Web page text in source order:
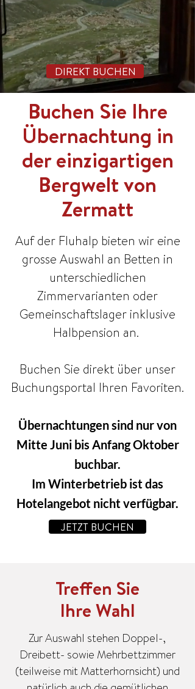
DIREKT BUCHEN
Buchen Sie Ihre
Übernachtung in
der einzigartigen
Bergwelt von
Zermatt
Auf der Fluhalp bieten wir eine
grosse Auswahl an Betten in
unterschiedlichen
Zimmervarianten oder
Gemeinschaftslager inklusive
Halbpension an.
Buchen Sie direkt über unser
Buchungsportal Ihren Favoriten.
Übernachtungen sind nur von
Mitte Juni bis Anfang Oktober
buchbar.
Im Winterbetrieb ist das
Hotelangebot nicht verfügbar.
JETZT BUCHEN
Treffen Sie
Ihre Wahl
Zur Auswahl stehen Doppel-,
Dreibett- sowie Mehrbettzimmer
(teilweise mit Matterhornsicht) und